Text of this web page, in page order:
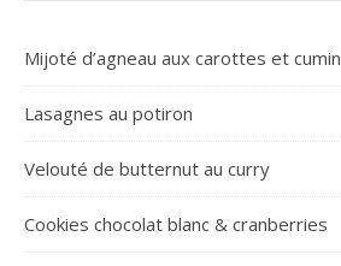
Mijoté d’agneau aux carottes et cumin
Lasagnes au potiron
Velouté de butternut au curry
Cookies chocolat blanc & cranberries